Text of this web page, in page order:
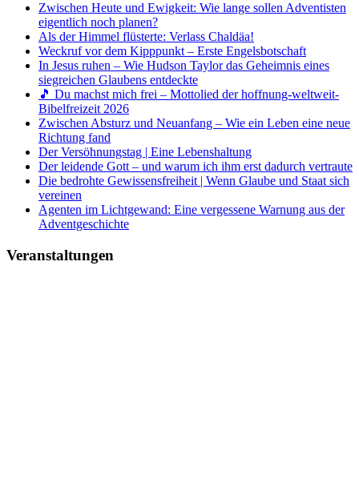
Zwischen Heute und Ewigkeit: Wie lange sollen Adventisten
eigentlich noch planen?
Als der Himmel flüsterte: Verlass Chaldäa!
Weckruf vor dem Kipppunkt – Erste Engelsbotschaft
In Jesus ruhen – Wie Hudson Taylor das Geheimnis eines
siegreichen Glaubens entdeckte
🎵 Du machst mich frei – Mottolied der hoffnung-weltweit-
Bibelfreizeit 2026
Zwischen Absturz und Neuanfang – Wie ein Leben eine neue
Richtung fand
Der Versöhnungstag | Eine Lebenshaltung
Der leidende Gott – und warum ich ihm erst dadurch vertraute
Die bedrohte Gewissensfreiheit | Wenn Glaube und Staat sich
vereinen
Agenten im Lichtgewand: Eine vergessene Warnung aus der
Adventgeschichte
Veranstaltungen